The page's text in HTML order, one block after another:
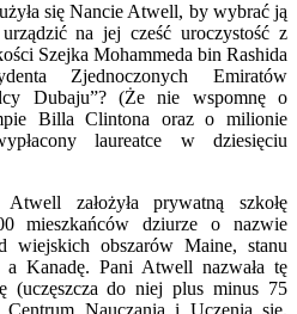
się Nancie Atwell, by wybrać ją
na jej cześć uroczystość z
Szejka Mohammeda bin Rashida
Zjednoczonych Emiratów
Dubaju”? (Że nie wspomnę o
Billa Clintona oraz o milionie
laureatce w dziesięciu
założyła prywatną szkołę
mieszkańców dziurze o nazwie
wiejskich obszarów Maine, stanu
Kanadę. Pani Atwell nazwała tę
(uczęszcza do niej plus minus 75